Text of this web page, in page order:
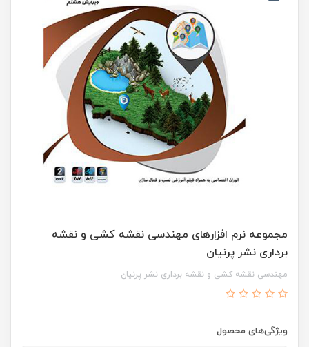
مجموعه نرم افزارهای مهندسی نقشه کشی و نقشه
برداری نشر پرنیان
مهندسی نقشه کشی و نقشه برداری نشر پرنیان
ویژگی‌های محصول